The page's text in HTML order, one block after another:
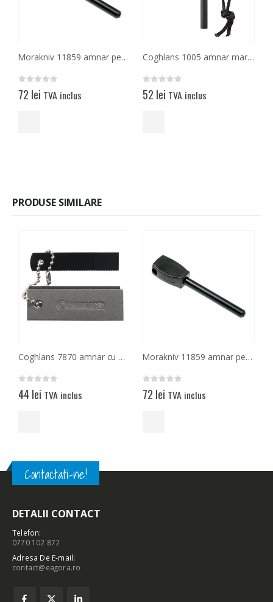
Morakniv 11859 amnar pentru aprins focul
0 out of 5
72 lei TVA inclus
Coghlans 1005 amnar mare cu percutor, pentru aprins focul
0out of 5
52 lei TVA inclus
PRODUSE SIMILARE
Coghlans 7870 amnar cu magneziu utilizata ca si iasca
0 out of 5
44lei TVA inclus
Morakniv 11859 amnar pentru aprins focul
0 out of 5
72 lei TVA inclus
Contactati-ne!
DETALII CONTACT
Telefon:
0770 102 872
Adresa De E-mail:
contact@eagora.ro